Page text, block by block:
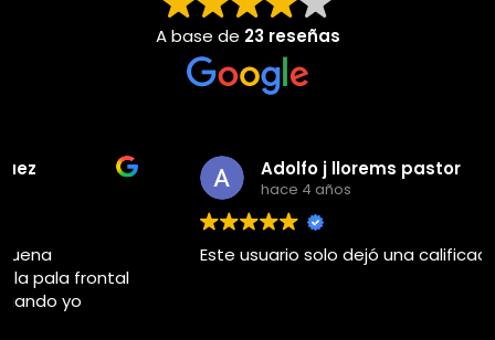
A base de 23 reseñas
Adolfo j llorems pastor
Este usuario solo dejó una calificación.